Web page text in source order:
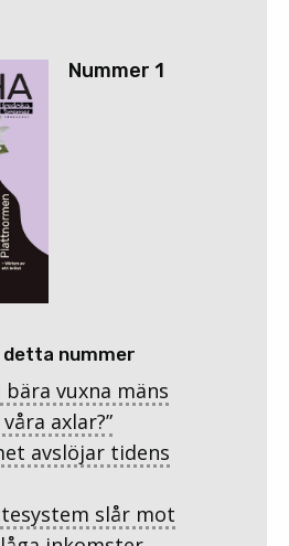
Nummer 1
nummer
bära vuxna mäns
axlar?”
avslöjar tidens
slår mot